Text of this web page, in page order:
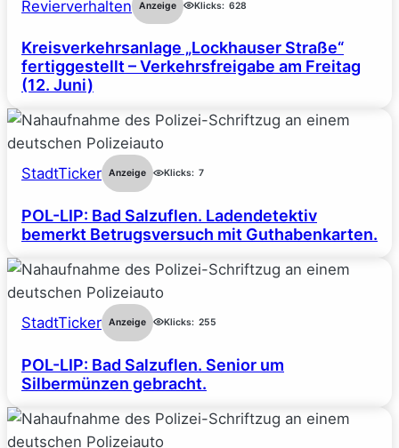
Revierverhalten Anzeige Klicks: 628
Kreisverkehrsanlage „Lockhauser Straße“
fertiggestellt – Verkehrsfreigabe am Freitag
(12. Juni)
StadtTicker Anzeige Klicks: 7
POL-LIP: Bad Salzuflen. Ladendetektiv
bemerkt Betrugsversuch mit Guthabenkarten.
StadtTicker Anzeige Klicks: 255
POL-LIP: Bad Salzuflen. Senior um
Silbermünzen gebracht.